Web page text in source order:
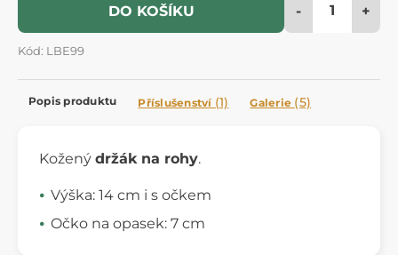
DO KOŠÍKU - +
Kód: LBE99
Popis produktu Příslušenství (1) Galerie (5)
Kožený držák na rohy.
Výška: 14 cm i s očkem
Očko na opasek: 7 cm